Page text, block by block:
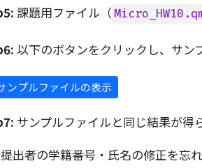
課題用ファイル（
以下のボタンをクリックし、サン
ンプルファイルの表示
サンプルファイルと同じ結果が得
提出者の学籍番号・氏名の修正を忘れ